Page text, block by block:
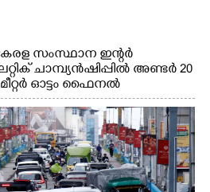
സംസ്ഥാന ഇന്റർ
ചാമ്പ്യൻഷിപ്പിൽ അണ്ടർ 20
ഓട്ടം ഫൈനൽ
ട്രാക്കിന് കുറുകെ ഓടുന്ന